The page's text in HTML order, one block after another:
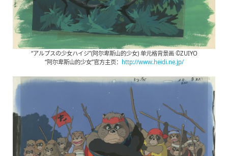
“アルプスの少女ハイジ”(阿尔卑斯山的少女) 单元格背景画 ©ZUIYO
“阿尔卑斯山的少女”官方主页： http://www.heidi.ne.jp/